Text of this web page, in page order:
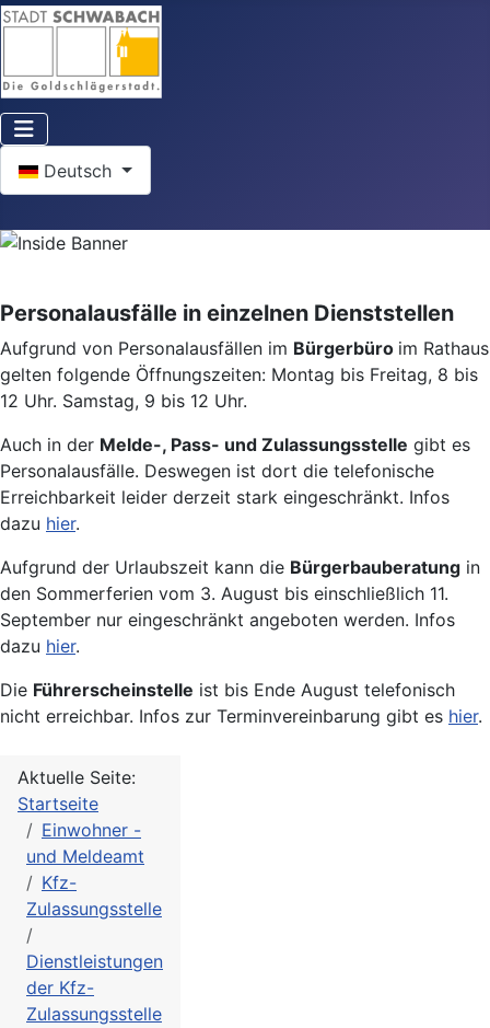
Deutsch
Personalausfälle in einzelnen Dienststellen
Aufgrund von Personalausfällen im Bürgerbüro im Rathaus
gelten folgende Öffnungszeiten: Montag bis Freitag, 8 bis
12 Uhr. Samstag, 9 bis 12 Uhr.
Auch in der Melde-, Pass- und Zulassungsstelle gibt es
Personalausfälle. Deswegen ist dort die telefonische
Erreichbarkeit leider derzeit stark eingeschränkt. Infos
dazu hier.
Aufgrund der Urlaubszeit kann die Bürgerbauberatung in
den Sommerferien vom 3. August bis einschließlich 11.
September nur eingeschränkt angeboten werden. Infos
dazu hier.
Die Führerscheinstelle ist bis Ende August telefonisch
nicht erreichbar. Infos zur Terminvereinbarung gibt es hier.
Aktuelle Seite:
Startseite
Einwohner -
und Meldeamt
Kfz-
Zulassungsstelle
Dienstleistungen
der Kfz-
Zulassungsstelle